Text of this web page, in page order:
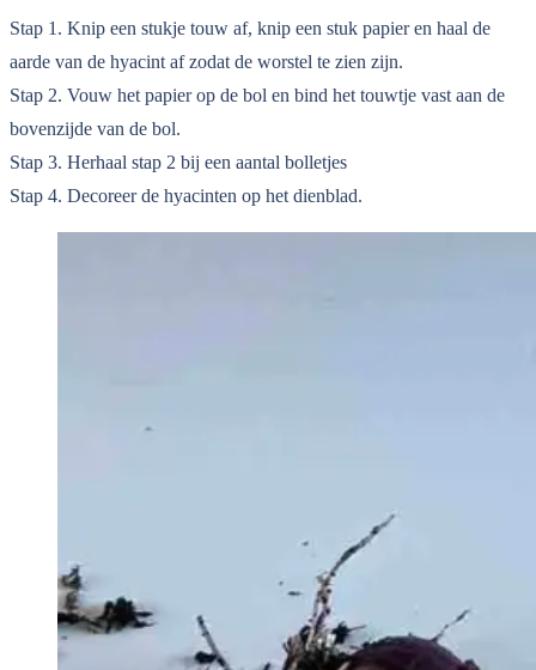
Stap 1. Knip een stukje touw af, knip een stuk papier en haal de
aarde van de hyacint af zodat de worstel te zien zijn.
Stap 2. Vouw het papier op de bol en bind het touwtje vast aan de
bovenzijde van de bol.
Stap 3. Herhaal stap 2 bij een aantal bolletjes
Stap 4. Decoreer de hyacinten op het dienblad.